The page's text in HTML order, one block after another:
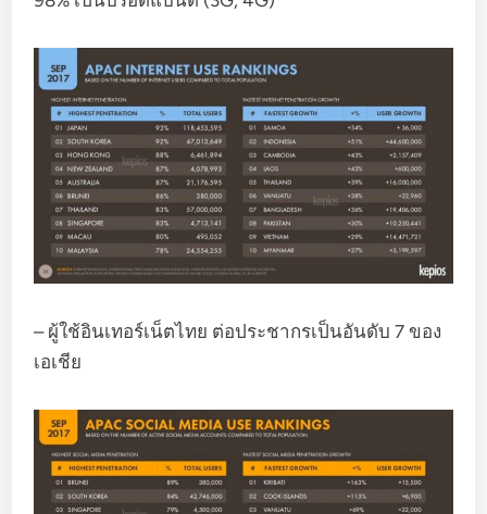
– ผู้ใช้อินเทอร์เน็ตไทย ต่อประชากรเป็นอันดับ 7 ของ
เอเชีย